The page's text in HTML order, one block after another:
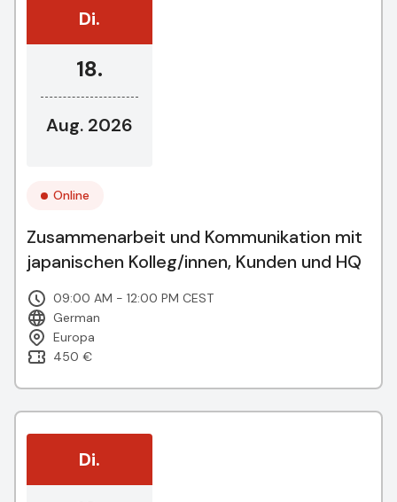
Di.
18.
Aug. 2026
Online
Zusammenarbeit und Kommunikation mit
japanischen Kolleg/innen, Kunden und HQ
09:00 AM - 12:00 PM CEST
German
Europa
450 €
Di.